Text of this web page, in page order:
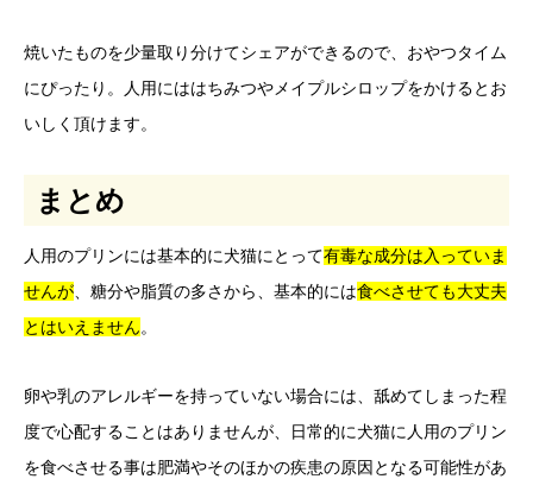
焼いたものを少量取り分けてシェアができるので、おやつタイム
にぴったり。人用にははちみつやメイプルシロップをかけるとお
いしく頂けます。
まとめ
人用のプリンには基本的に犬猫にとって有毒な成分は入っていま
せんが 、糖分や脂質の多さから、基本的には食べさせても大丈夫
とはいえません。
卵や乳のアレルギーを持っていない場合には、舐めてしまった程
度で心配することはありませんが、日常的に犬猫に人用のプリン
を食べさせる事は肥満やそのほかの疾患の原因となる可能性があ